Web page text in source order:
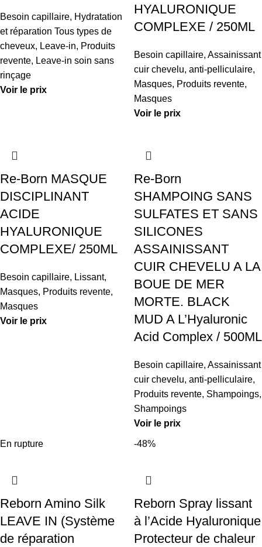
Besoin capillaire, Hydratation
et réparation Tous types de
cheveux, Leave-in, Produits
revente, Leave-in soin sans
rinçage
Voir le prix
HYALURONIQUE
COMPLEXE / 250ML
Besoin capillaire, Assainissant
cuir chevelu, anti-pelliculaire,
Masques, Produits revente,
Masques
Voir le prix
Re-Born MASQUE
DISCIPLINANT
ACIDE
HYALURONIQUE
COMPLEXE/ 250ML
Besoin capillaire, Lissant,
Masques, Produits revente,
Masques
Voir le prix
Re-Born
SHAMPOING SANS
SULFATES ET SANS
SILICONES
ASSAINISSANT
CUIR CHEVELU A LA
BOUE DE MER
MORTE. BLACK
MUD A L’Hyaluronic
Acid Complex / 500ML
Besoin capillaire, Assainissant
cuir chevelu, anti-pelliculaire,
Produits revente, Shampoings,
Shampoings
Voir le prix
En rupture
Reborn Amino Silk
LEAVE IN (Système
de réparation
-48%
Reborn Spray lissant
à l’Acide Hyaluronique
Protecteur de chaleur